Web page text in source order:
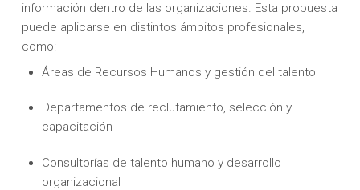
información dentro de las organizaciones. Esta propuesta
puede aplicarse en distintos ámbitos profesionales,
como:
Áreas de Recursos Humanos y gestión del talento
Departamentos de reclutamiento, selección y
capacitación
Consultorías de talento humano y desarrollo
organizacional